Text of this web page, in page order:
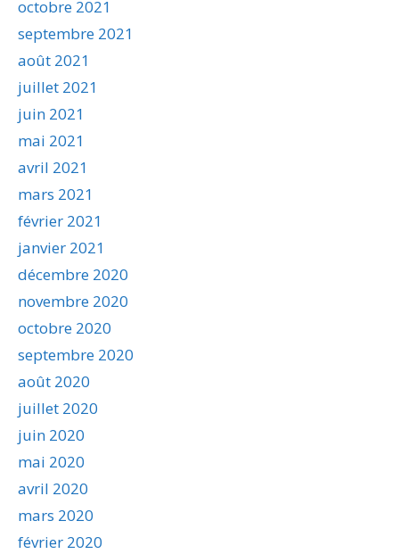
octobre 2021
septembre 2021
août 2021
juillet 2021
juin 2021
mai 2021
avril 2021
mars 2021
février 2021
janvier 2021
décembre 2020
novembre 2020
octobre 2020
septembre 2020
août 2020
juillet 2020
juin 2020
mai 2020
avril 2020
mars 2020
février 2020